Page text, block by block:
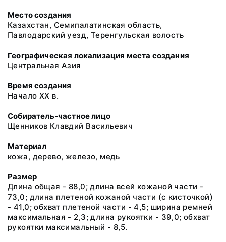
Место создания
Казахстан, Семипалатинская область,
Павлодарский уезд, Теренгульская волость
Географическая локализация места создания
Центральная Азия
Время создания
Начало XX в.
Собиратель-частное лицо
Щенников Клавдий Васильевич
Материал
кожа, дерево, железо, медь
Размер
Длина общая - 88,0; длина всей кожаной части -
73,0; длина плетеной кожаной части (с кисточкой)
- 41,0; обхват плетеной части - 4,5; ширина ремней
максимальная - 2,3; длина рукоятки - 39,0; обхват
рукоятки максимальный - 8,5.